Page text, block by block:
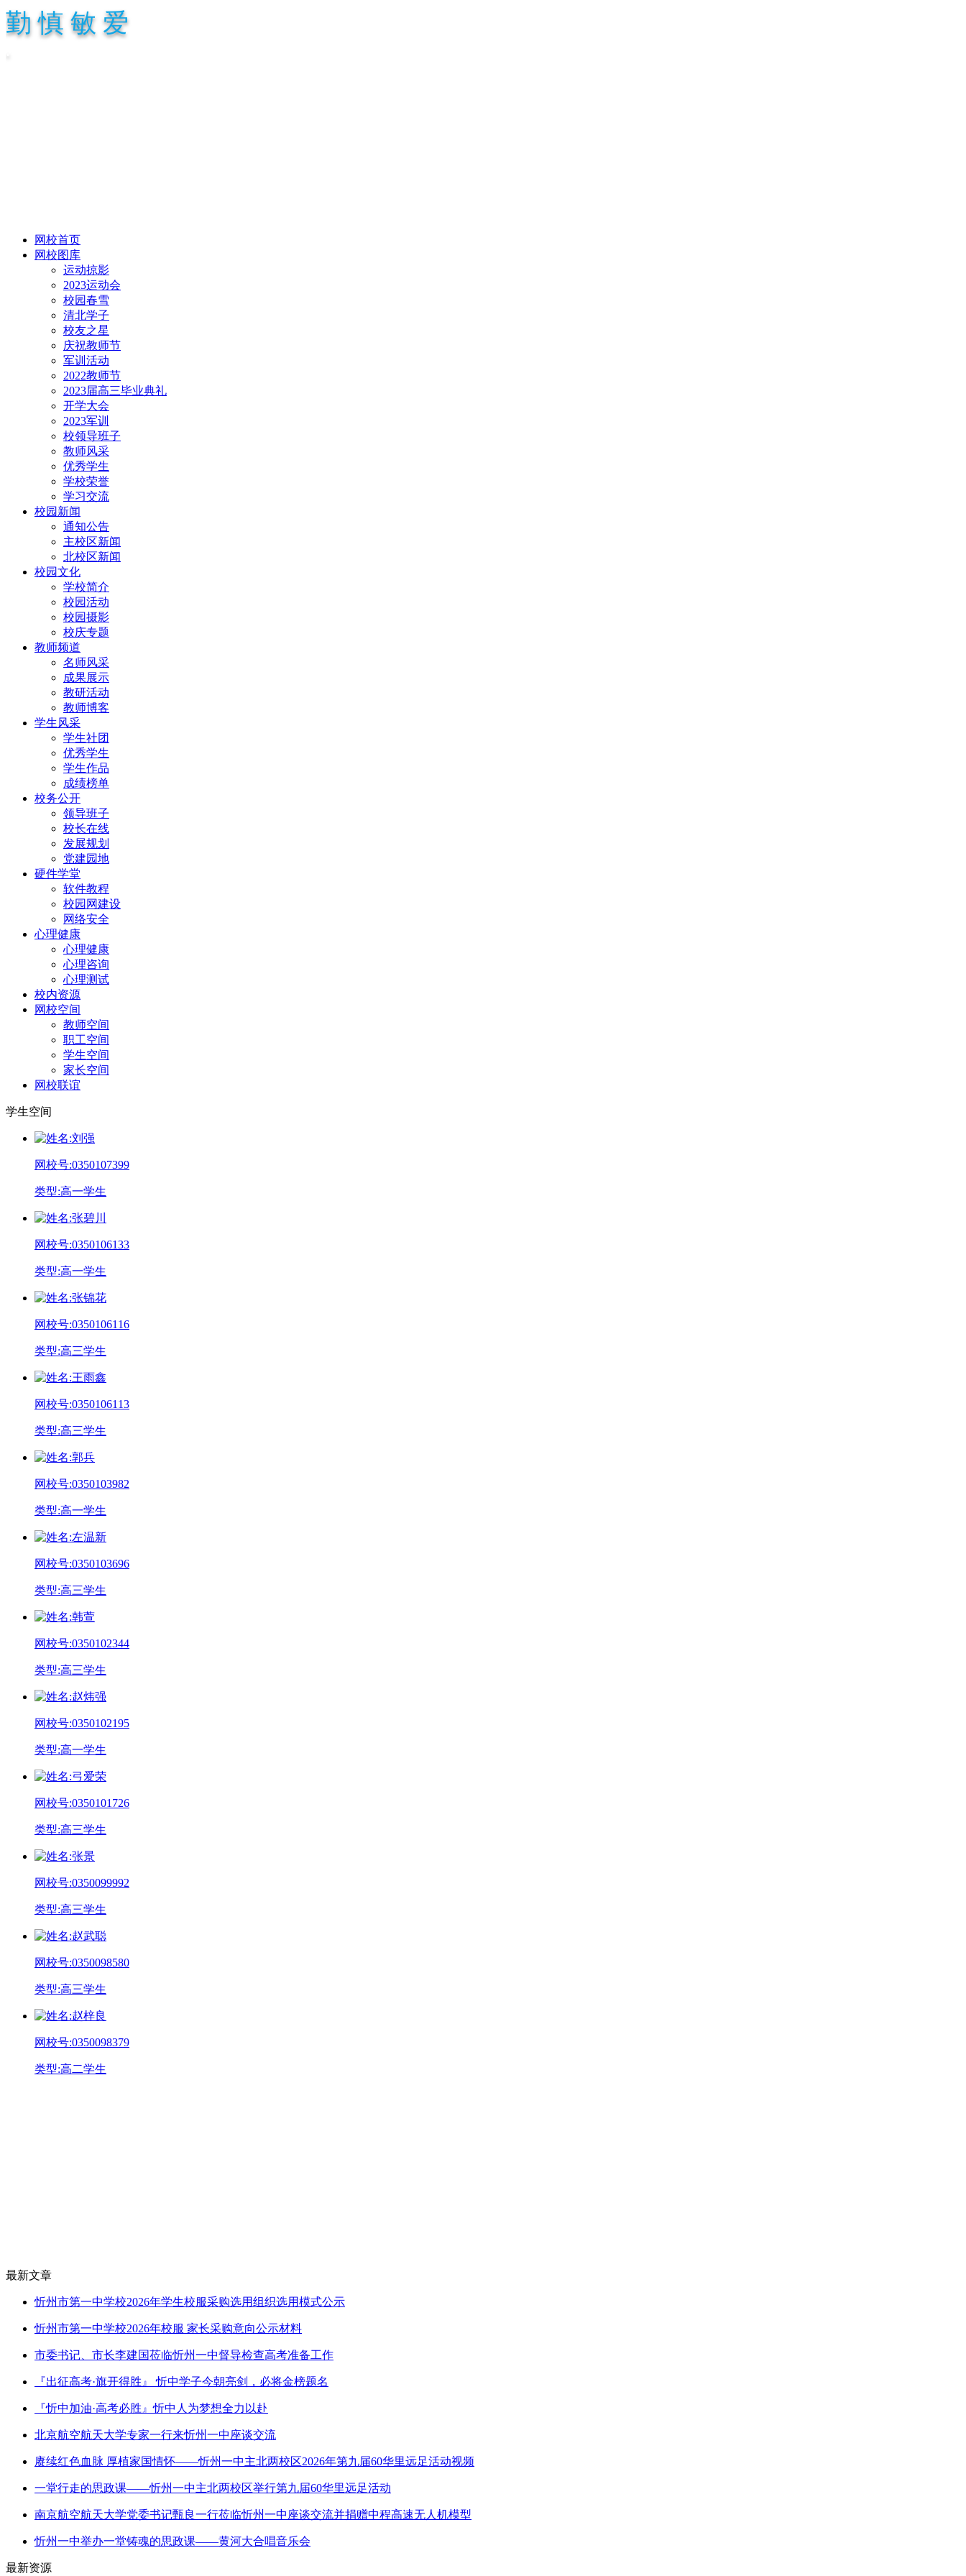
勤 慎 敏 爱
网校首页
网校图库
运动掠影
2023运动会
校园春雪
清北学子
校友之星
庆祝教师节
军训活动
2022教师节
2023届高三毕业典礼
开学大会
2023军训
校领导班子
教师风采
优秀学生
学校荣誉
学习交流
校园新闻
通知公告
主校区新闻
北校区新闻
校园文化
学校简介
校园活动
校园摄影
校庆专题
教师频道
名师风采
成果展示
教研活动
教师博客
学生风采
学生社团
优秀学生
学生作品
成绩榜单
校务公开
领导班子
校长在线
发展规划
党建园地
硬件学堂
软件教程
校园网建设
网络安全
心理健康
心理健康
心理咨询
心理测试
校内资源
网校空间
教师空间
职工空间
学生空间
家长空间
网校联谊
学生空间
姓名:刘强
网校号:0350107399
类型:高一学生
姓名:张碧川
网校号:0350106133
类型:高一学生
姓名:张锦花
网校号:0350106116
类型:高三学生
姓名:王雨鑫
网校号:0350106113
类型:高三学生
姓名:郭兵
网校号:0350103982
类型:高一学生
姓名:左温新
网校号:0350103696
类型:高三学生
姓名:韩萱
网校号:0350102344
类型:高三学生
姓名:赵炜强
网校号:0350102195
类型:高一学生
姓名:弓爱荣
网校号:0350101726
类型:高三学生
姓名:张景
网校号:0350099992
类型:高三学生
姓名:赵武聪
网校号:0350098580
类型:高三学生
姓名:赵梓良
网校号:0350098379
类型:高二学生
最新文章
忻州市第一中学校2026年学生校服采购选用组织选用模式公示
忻州市第一中学校2026年校服 家长采购意向公示材料
市委书记、市长李建国莅临忻州一中督导检查高考准备工作
『出征高考·旗开得胜』 忻中学子今朝亮剑，必将金榜题名
『忻中加油·高考必胜』忻中人为梦想全力以赴
北京航空航天大学专家一行来忻州一中座谈交流
赓续红色血脉 厚植家国情怀——忻州一中主北两校区2026年第九届60华里远足活动视频
一堂行走的思政课——忻州一中主北两校区举行第九届60华里远足活动
南京航空航天大学党委书记甄良一行莅临忻州一中座谈交流并捐赠中程高速无人机模型
忻州一中举办一堂铸魂的思政课——黄河大合唱音乐会
最新资源